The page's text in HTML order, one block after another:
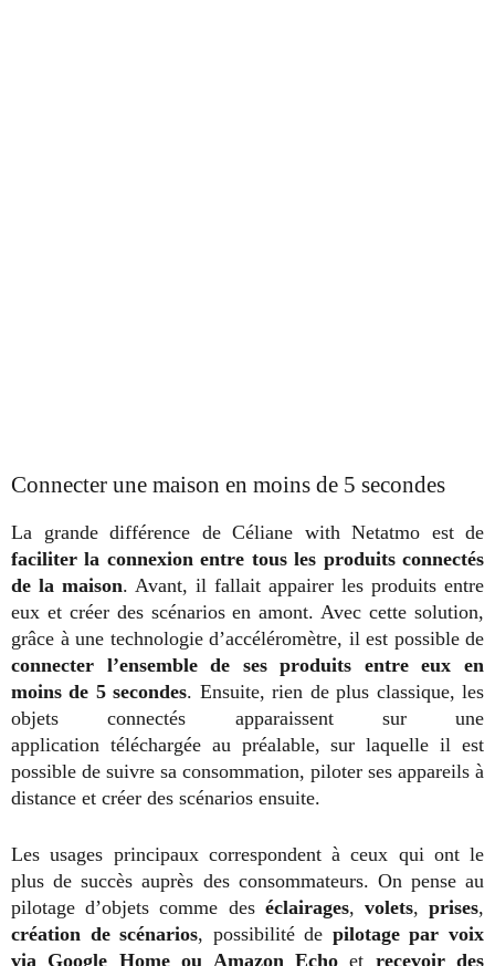
Connecter une maison en moins de 5 secondes
La grande différence de Céliane with Netatmo est de
faciliter la connexion entre tous les produits connectés
de la maison. Avant, il fallait appairer les produits entre
eux et créer des scénarios en amont. Avec cette solution,
grâce à une technologie d’accéléromètre, il est possible de
connecter l’ensemble de ses produits entre eux en
moins de 5 secondes. Ensuite, rien de plus classique, les
objets connectés apparaissent sur une
application téléchargée au préalable, sur laquelle il est
possible de suivre sa consommation, piloter ses appareils à
distance et créer des scénarios ensuite.
Les usages principaux correspondent à ceux qui ont le
plus de succès auprès des consommateurs. On pense au
pilotage d’objets comme des éclairages, volets,prises,
création de scénarios, possibilité de pilotage par voix
via Google Home ou Amazon Echoet recevoir des